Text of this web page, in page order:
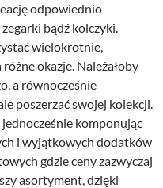
odpowiednio
bądź kolczyki.
wielokrotnie,
okazje. Należałoby
a równocześnie
poszerzać swojej kolekcji.
komponując
i wyjątkowych dodatków
gdzie ceny zazwyczaj
asortyment, dzięki